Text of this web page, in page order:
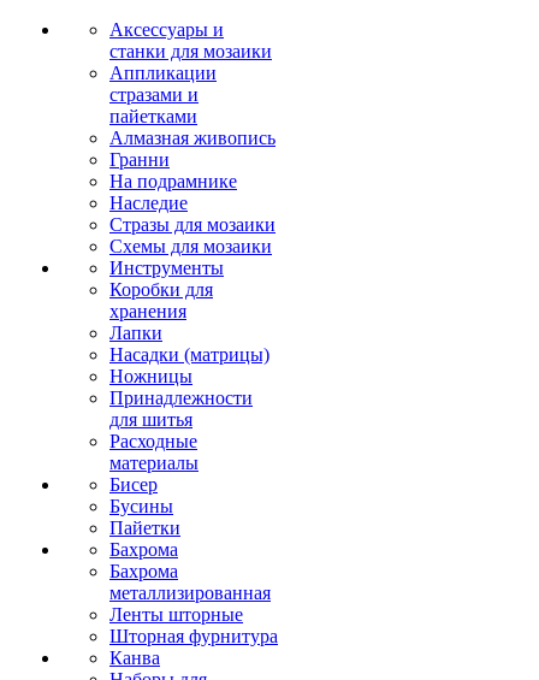
Аксессуары и
станки для мозаики
Аппликации
стразами и
пайетками
Алмазная живопись
Гранни
На подрамнике
Наследие
Стразы для мозаики
Схемы для мозаики
Инструменты
Коробки для
хранения
Лапки
Насадки (матрицы)
Ножницы
Принадлежности
для шитья
Расходные
материалы
Бисер
Бусины
Пайетки
Бахрома
Бахрома
металлизированная
Ленты шторные
Шторная фурнитура
Канва